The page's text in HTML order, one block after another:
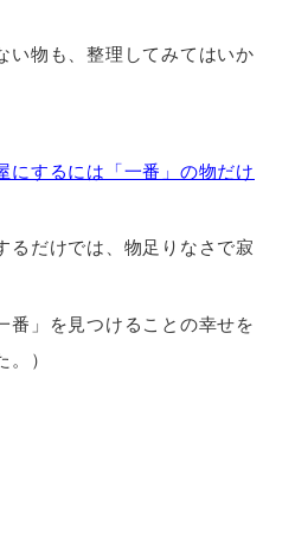
い物も、整理してみてはいか
にするには「一番」の物だけ
るだけでは、物足りなさで寂
番」を見つけることの幸せを
）